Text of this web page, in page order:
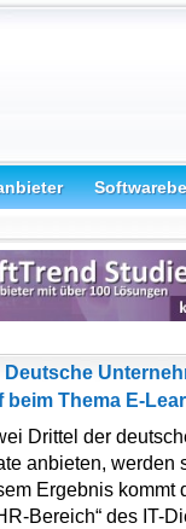
Deutsche
beim Thema E-
Drittel der
anbieten,
Ergebnis kommt
Bereich“ des IT-